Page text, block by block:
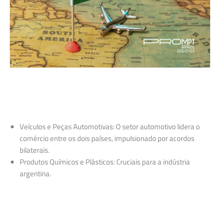
Veículos e Peças Automotivas: O setor automotivo lidera o
comércio entre os dois países, impulsionado por acordos
bilaterais.
Produtos Químicos e Plásticos: Cruciais para a indústria
argentina.